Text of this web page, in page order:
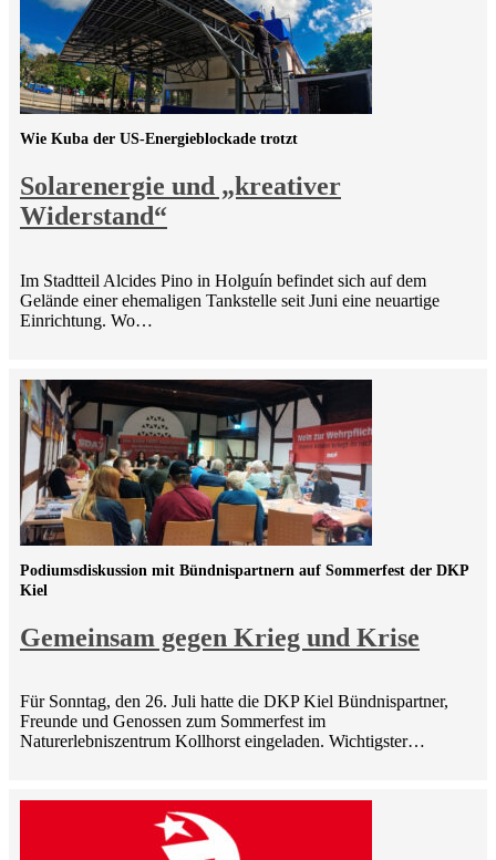
Solarenergie und „kreativer
Widerstand“
Wie Kuba der US-Energieblockade trotzt
Im Stadtteil Alcides Pino in Holguín befindet sich auf dem
Gelände einer ehemaligen Tankstelle seit Juni eine neuartige
Einrichtung. Wo…
Gemeinsam gegen Krieg und Krise
Podiumsdiskussion mit Bündnispartnern auf Sommerfest der DKP
Kiel
Für Sonntag, den 26. Juli hatte die DKP Kiel Bündnispartner,
Freunde und Genossen zum Sommerfest im
Naturerlebniszentrum Kollhorst eingeladen. Wichtigster…